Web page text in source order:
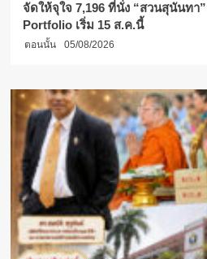
จัดให้จุใจ 7,196 ที่นั่ง “สวนสุนันทา
Portfolio เริ่ม 15 ส.ค.นี้
ตอนนั้น 05/08/2026